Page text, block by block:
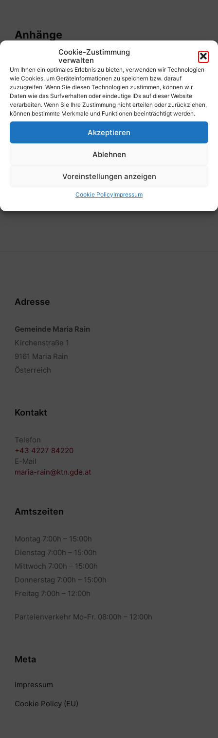
Cookie-Zustimmung
verwalten
Um Ihnen ein optimales Erlebnis zu bieten, verwenden wir Technologien
wie Cookies, um Geräteinformationen zu speichern bzw. darauf
zuzugreifen. Wenn Sie diesen Technologien zustimmen, können wir
Daten wie das Surfverhalten oder eindeutige IDs auf dieser Website
verarbeiten. Wenn Sie Ihre Zustimmung nicht erteilen oder zurückziehen,
können bestimmte Merkmale und Funktionen beeinträchtigt werden.
Akzeptieren
Ablehnen
Voreinstellungen anzeigen
Cookie PolicyImpressum
Anhänge
Maria%20Rain%20Informationszeitung%2
0Sommer%202025_INT.pdf
EXTERN
Vorherige
Gemeindezeitung Herbst 2025
Adresse
Gemeinde Maria Rain
Kirchenstraße 1
9161 Maria Rain
Österreich
Kontakt
Telefon
+43 4227 84220
E-Mail
maria-rain@ktn.gde.at
Amtszeiten
Montag 7:00h – 15:00h
Dienstag 7:00h – 15:00h
Mittwoch 7:00h – 15:00h
Donnerstag 7:00h – 15:00h
Freitag 7:00h – 12:00h
Parteienverkehr Mo-Fr. 08:00h – 12:00h
Meta
Impressum
Cookie Policy (EU)